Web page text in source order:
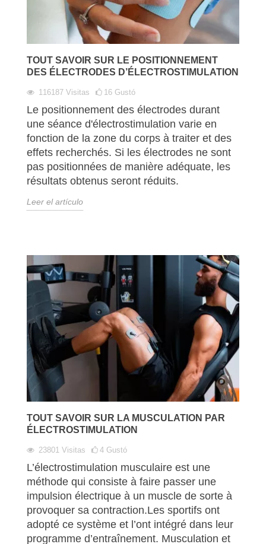
TOUT SAVOIR SUR LE POSITIONNEMENT
DES ÉLECTRODES D’ÉLECTROSTIMULATION
116187 Visitas 16 Gustó
Le positionnement des électrodes durant
une séance d'électrostimulation varie en
fonction de la zone du corps à traiter et des
effets recherchés. Si les électrodes ne sont
pas positionnées de manière adéquate, les
résultats obtenus seront réduits.
Leer el artículo
TOUT SAVOIR SUR LA MUSCULATION PAR
ÉLECTROSTIMULATION
23801 Visitas 4 Gustó
L’électrostimulation musculaire est une
méthode qui consiste à faire passer une
impulsion électrique à un muscle de sorte à
provoquer sa contraction.Les sportifs ont
adopté ce système et l’ont intégré dans leur
programme d’entraînement. Musculation et